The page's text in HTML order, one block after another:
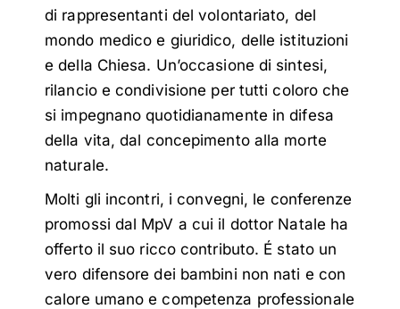
di rappresentanti del volontariato, del
mondo medico e giuridico, delle istituzioni
e della Chiesa. Un’occasione di sintesi,
rilancio e condivisione per tutti coloro che
si impegnano quotidianamente in difesa
della vita, dal concepimento alla morte
naturale.
Molti gli incontri, i convegni, le conferenze
promossi dal MpV a cui il dottor Natale ha
offerto il suo ricco contributo. É stato un
vero difensore dei bambini non nati e con
calore umano e competenza professionale